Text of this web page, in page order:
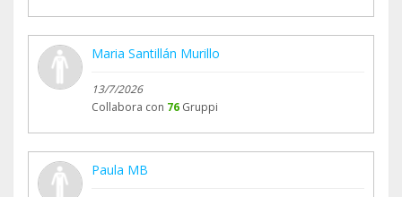
Maria Santillán Murillo
13/7/2026
Collabora con 76 Gruppi
Paula MB